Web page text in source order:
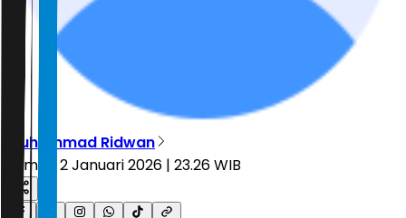
Muhammad Ridwan
Jumat, 2 Januari 2026 | 23.26 WIB